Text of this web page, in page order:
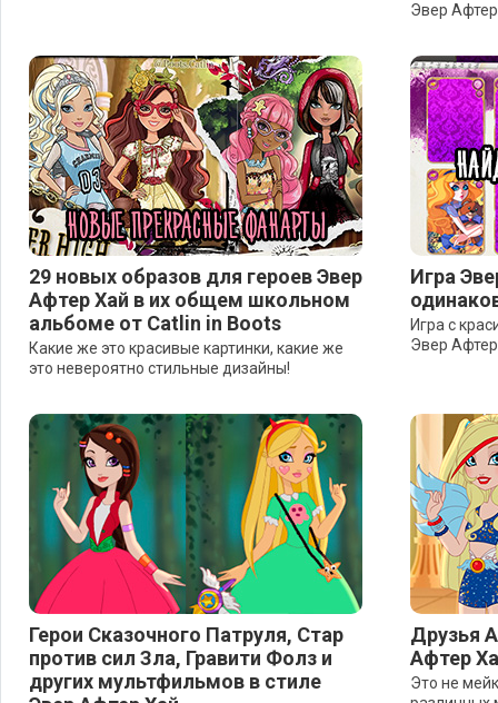
Эвер
29 новых образов для героев Эвер
Афтер Хай в их общем школьном
альбоме от Catlin in Boots
Какие же это красивые картинки, какие же
это невероятно стильные дизайны!
Игра
Игра с
Эвер
Герои Сказочного Патруля, Стар
против сил Зла, Гравити Фолз и
других мультфильмов в стиле
Друзья
Афтер
Это не